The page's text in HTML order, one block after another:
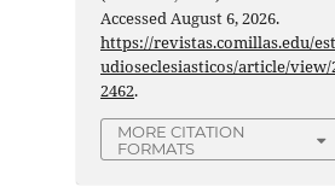
Accessed August 6, 2026.
https://revistas.comillas.edu/
udioseclesiasticos/article/view/
2462.
MORE CITATION
FORMATS